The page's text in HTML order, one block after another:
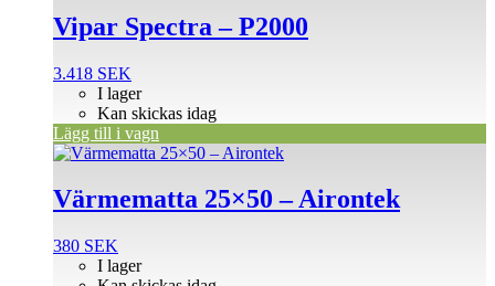
Vipar Spectra – P2000
3.418 SEK
I lager
Kan skickas idag
Lägg till i vagn
Värmematta 25×50 – Airontek
380 SEK
I lager